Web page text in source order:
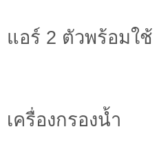
แอร์ 2 ตัวพร้อมใช้
เครื่องกรองน้ำ